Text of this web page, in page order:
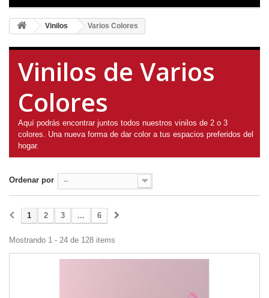
Vinilos Varios Colores
Vinilos de Varios
Colores
Aquí podrás encontrar juntos todos nuestros vinilos de 2 o 3
colores. Una nueva forma de dar color a tus espacios preferidos del
hogar.
Ordenar por --
1 2 3 ... 6
Mostrando 1 - 24 de 128 items